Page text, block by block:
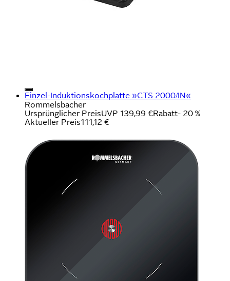
Einzel-Induktionskochplatte »CTS 2000/IN«
Rommelsbacher
Ursprünglicher PreisUVP 139,99 €Rabatt- 20 %
Aktueller Preis111,12 €